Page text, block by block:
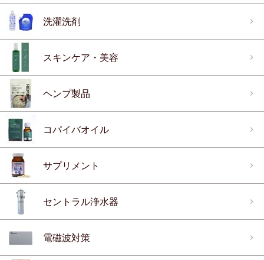
洗濯洗剤
スキンケア・美容
ヘンプ製品
コパイバオイル
サプリメント
セントラル浄水器
電磁波対策